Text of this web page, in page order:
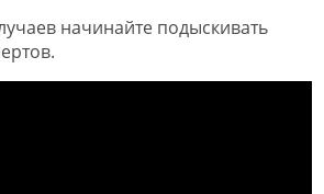
начинайте подыскивать